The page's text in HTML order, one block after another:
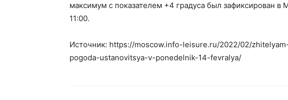
максимум с показателем +4 градуса был зафиксирован в
11:00.
Источник: https://moscow.info-leisure.ru/2022/02/
pogoda-ustanovitsya-v-ponedelnik-14-fevralya/